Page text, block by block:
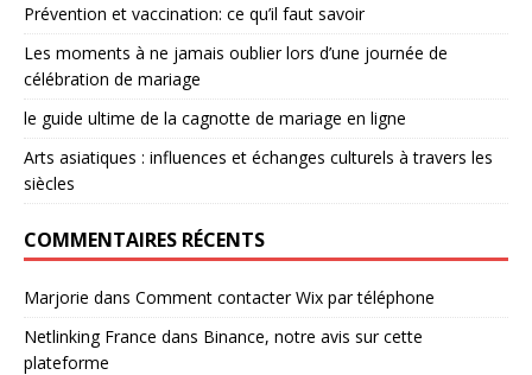
Prévention et vaccination: ce qu’il faut savoir
Les moments à ne jamais oublier lors d’une journée de
célébration de mariage
le guide ultime de la cagnotte de mariage en ligne
Arts asiatiques : influences et échanges culturels à travers les
siècles
COMMENTAIRES RÉCENTS
Marjorie dans Comment contacter Wix par téléphone
Netlinking France dans Binance, notre avis sur cette
plateforme